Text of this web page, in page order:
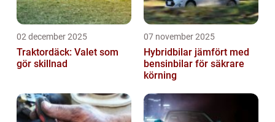
02 december 2025
Traktordäck: Valet som
gör skillnad
07 november 2025
Hybridbilar jämfört med
bensinbilar för säkrare
körning